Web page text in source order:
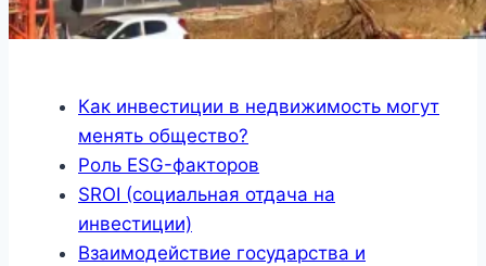
Как инвестиции в недвижимость могут
менять общество?
Роль ESG-факторов
SROI (социальная отдача на
инвестиции)
Взаимодействие государства и